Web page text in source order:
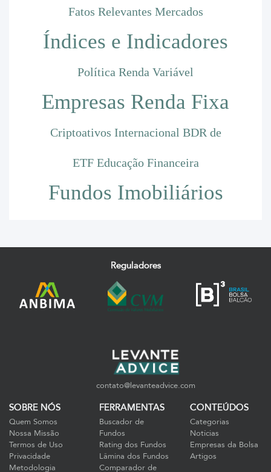
Fatos Relevantes Mercados
Índices e Indicadores
Política Renda Variável
Empresas Renda Fixa
Criptoativos Internacional BDR de
ETF Educação Financeira
Fundos Imobiliários
Reguladores
contato@levanteadvice.com
SOBRE NÓS
Quem Somos
Nossa Missão
Termos de Uso
Privacidade
Metodologia
FERRAMENTAS
Buscador de
Fundos
Rating dos Fundos
Lâmina dos Fundos
Comparador de
CONTEÚDOS
Categorias
Notícias
Empresas da Bolsa
Artigos